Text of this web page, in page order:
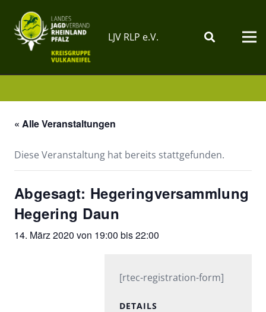
LJV RLP e.V.
« Alle Veranstaltungen
Diese Veranstaltung hat bereits stattgefunden.
Abgesagt: Hegeringversammlung
Hegering Daun
14. März 2020 von 19:00 bis22:00
[rtec-registration-form]
DETAILS